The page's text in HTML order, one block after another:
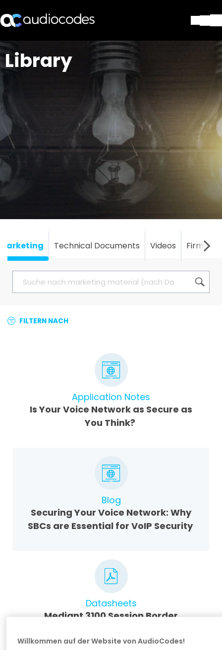
Lösungen
Produkte und Anwendungen
Partner
Dienstleistungen & Support
Unternehmen
Blog
Kontakt
Stay in the loop
Tragen Sie sich in unseren
Library
Technical Documents Videos
FILTERN NACH
Application Notes
Is Your Voice Network as Secure as
You Think?
Blog
Securing Your Voice Network: Why
SBCs are Essential for VoIP Security
Datasheets
Mediant 3100 Session Border
(PDF, 313KB)
Willkommen auf der Website von AudioCodes!